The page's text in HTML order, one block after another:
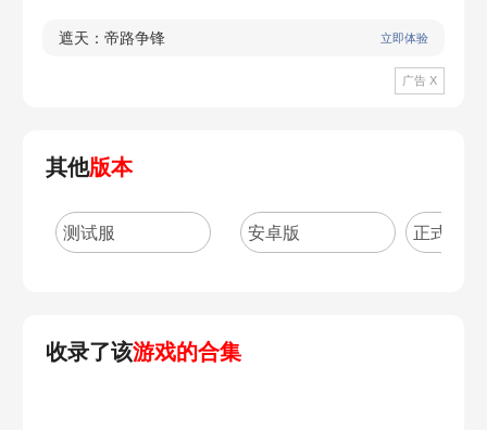
遮天：帝路争锋 立即体验
广告 X
其他版本
测试服 安卓版 正式版
收录了该游戏的合集